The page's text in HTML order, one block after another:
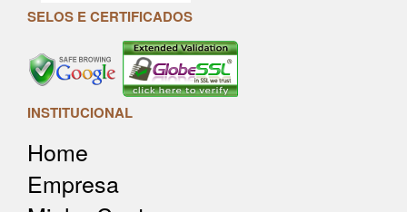
SELOS E CERTIFICADOS
INSTITUCIONAL
Home
Empresa